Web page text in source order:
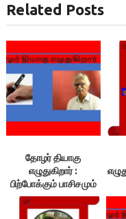
Related Posts
தோழர் தியாகு
எழுதுகிறார் :
பிற்போக்கும் பாசிசமும்
ஒன்றா?